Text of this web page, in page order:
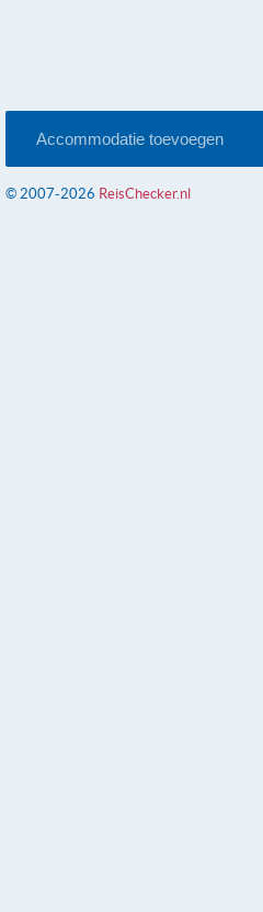
Accommodatie toevoegen
© 2007-2026 ReisChecker.nl